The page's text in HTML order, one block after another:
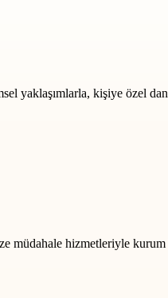
yaklaşımlarla, kişiye özel
müdahale hizmetleriyle